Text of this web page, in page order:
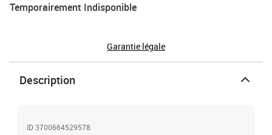
Plongez-vous dans un fascinant récit riche en trahisons sacrifices
Temporairement Indisponible
Garantie légale
Description
ID 3700664529578